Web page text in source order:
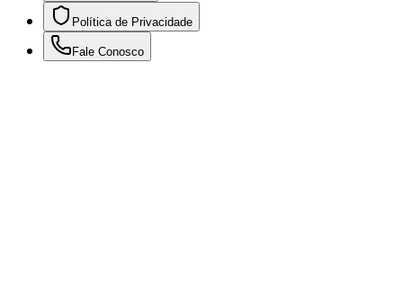
Política de Privacidade
Fale Conosco